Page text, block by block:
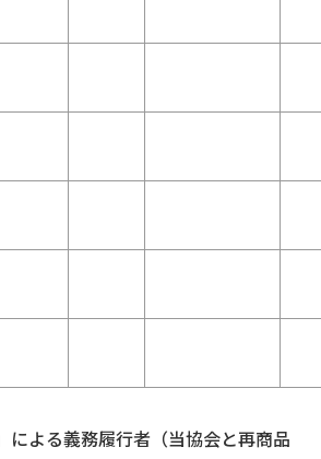
による義務履行者（当協会と再商品